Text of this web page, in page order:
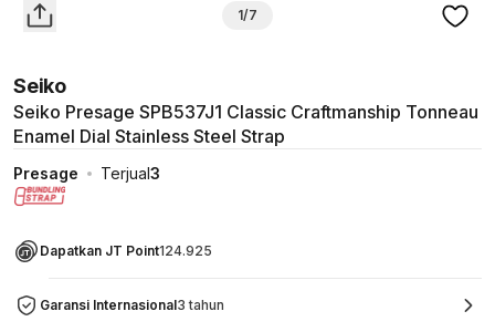
1/7
Seiko
Seiko Presage SPB537J1 Classic Craftmanship Tonneau
Enamel Dial Stainless Steel Strap
Presage Terjual3
Dapatkan JT Point124.925
Garansi Internasional3 tahun